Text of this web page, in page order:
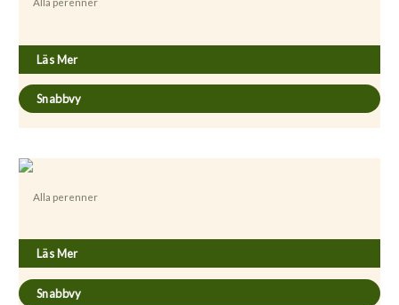
Alla perenner
Läs Mer
Snabbvy
Alla perenner
Läs Mer
Snabbvy